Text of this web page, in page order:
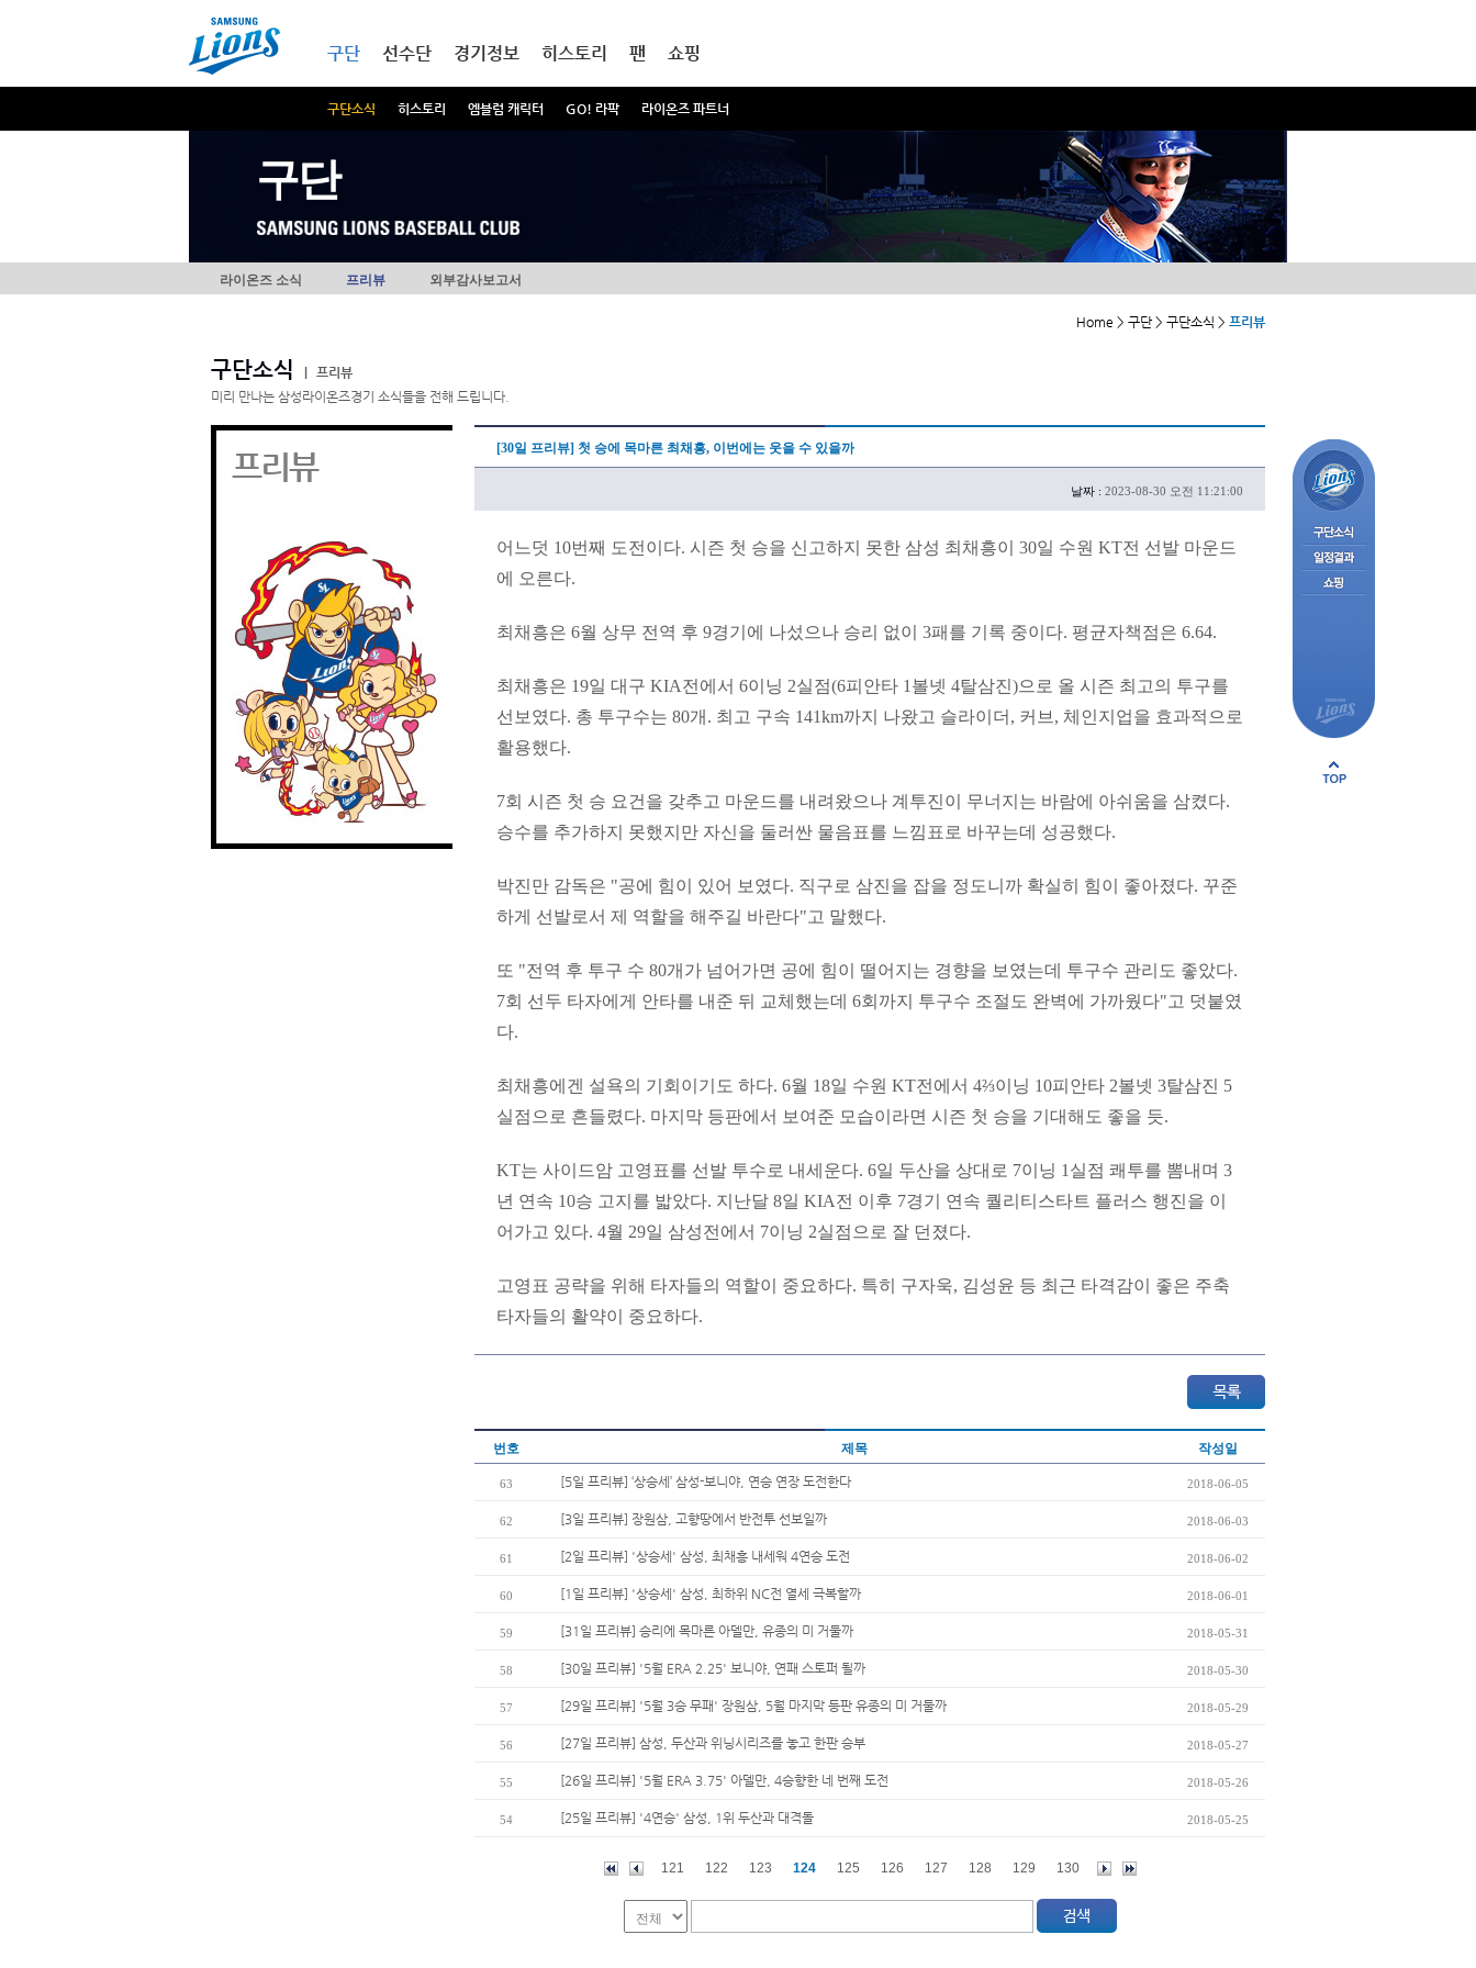
구단
구단소식 히스토리 엠블럼 캐릭터 GO! 라팍 라이온즈 파트너
선수단 경기정보 히스토리 팬 쇼핑
구단
라이온즈 소식 프리뷰 외부감사보고서
Home > 구단 > 구단소식 > 프리뷰
구단소식
프리뷰
미리 만나는 삼성라이온즈경기 소식들을 전해 드립니다.
프리뷰 [30일 프리뷰] 첫 승에 목마른 최채흥, 이번에는 웃을 수 있을까
날짜 : 2023-08-30 오전 11:21:00
어느덧 10번째 도전이다. 시즌 첫 승을 신고하지 못한 삼성 최채흥이 30일 수원 KT전 선발 마운드
에 오른다.
최채흥은 6월 상무 전역 후 9경기에 나섰으나 승리 없이 3패를 기록 중이다. 평균자책점은 6.64.
최채흥은 19일 대구 KIA전에서 6이닝 2실점(6피안타 1볼넷 4탈삼진)으로 올 시즌 최고의 투구를
선보였다. 총 투구수는 80개. 최고 구속 141km까지 나왔고 슬라이더, 커브, 체인지업을 효과적으로
활용했다.
7회 시즌 첫 승 요건을 갖추고 마운드를 내려왔으나 계투진이 무너지는 바람에 아쉬움을 삼켰다.
승수를 추가하지 못했지만 자신을 둘러싼 물음표를 느낌표로 바꾸는데 성공했다.
박진만 감독은 "공에 힘이 있어 보였다. 직구로 삼진을 잡을 정도니까 확실히 힘이 좋아졌다. 꾸준
하게 선발로서 제 역할을 해주길 바란다"고 말했다.
또 "전역 후 투구 수 80개가 넘어가면 공에 힘이 떨어지는 경향을 보였는데 투구수 관리도 좋았다.
7회 선두 타자에게 안타를 내준 뒤 교체했는데 6회까지 투구수 조절도 완벽에 가까웠다"고 덧붙였
다.
최채흥에겐 설욕의 기회이기도 하다. 6월 18일 수원 KT전에서 4⅔이닝 10피안타 2볼넷 3탈삼진 5
실점으로 흔들렸다. 마지막 등판에서 보여준 모습이라면 시즌 첫 승을 기대해도 좋을 듯.
KT는 사이드암 고영표를 선발 투수로 내세운다. 6일 두산을 상대로 7이닝 1실점 쾌투를 뽐내며 3
년 연속 10승 고지를 밟았다. 지난달 8일 KIA전 이후 7경기 연속 퀄리티스타트 플러스 행진을 이
어가고 있다. 4월 29일 삼성전에서 7이닝 2실점으로 잘 던졌다.
고영표 공략을 위해 타자들의 역할이 중요하다. 특히 구자욱, 김성윤 등 최근 타격감이 좋은 주축
타자들의 활약이 중요하다.
번호 제목 작성일
63 [5일 프리뷰] ‘상승세’ 삼성-보니야, 연승 연장 도전한다 2018-06-05
62 [3일 프리뷰] 장원삼, 고향땅에서 반전투 선보일까 2018-06-03
61 [2일 프리뷰] '상승세' 삼성, 최채흥 내세워 4연승 도전 2018-06-02
60 [1일 프리뷰] '상승세' 삼성, 최하위 NC전 열세 극복할까 2018-06-01
59 [31일 프리뷰] 승리에 목마른 아델만, 유종의 미 거둘까 2018-05-31
58 [30일 프리뷰] '5월 ERA 2.25' 보니야, 연패 스토퍼 될까 2018-05-30
57 [29일 프리뷰] '5월 3승 무패' 장원삼, 5월 마지막 등판 유종의 미 거둘까 2018-05-29
56 [27일 프리뷰] 삼성, 두산과 위닝시리즈를 놓고 한판 승부 2018-05-27
55 [26일 프리뷰] '5월 ERA 3.75' 아델만, 4승향한 네 번째 도전 2018-05-26
54 [25일 프리뷰] '4연승' 삼성, 1위 두산과 대격돌 2018-05-25
121 122 123 124 125 126 127 128 129 130